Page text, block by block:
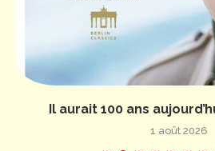
Il aurait 100 ans
1 août 2026